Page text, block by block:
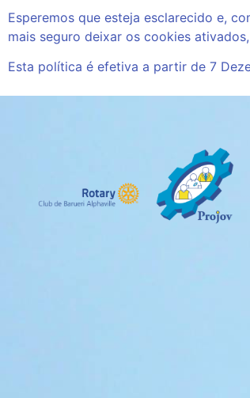
Esperemos que esteja esclarecido e,
mais seguro deixar os cookies
Esta política é efetiva a partir de 7